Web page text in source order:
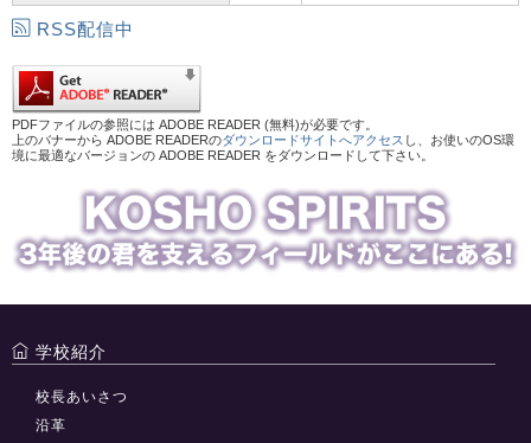
RSS配信中
PDFファイルの参照には ADOBE READER (無料)が必要です。
上のバナーから ADOBE READERのダウンロードサイトへアクセス し、お使いのOS環
境に最適なバージョンの ADOBE READER をダウンロードして下さい。
学校紹介
校長あいさつ
沿革